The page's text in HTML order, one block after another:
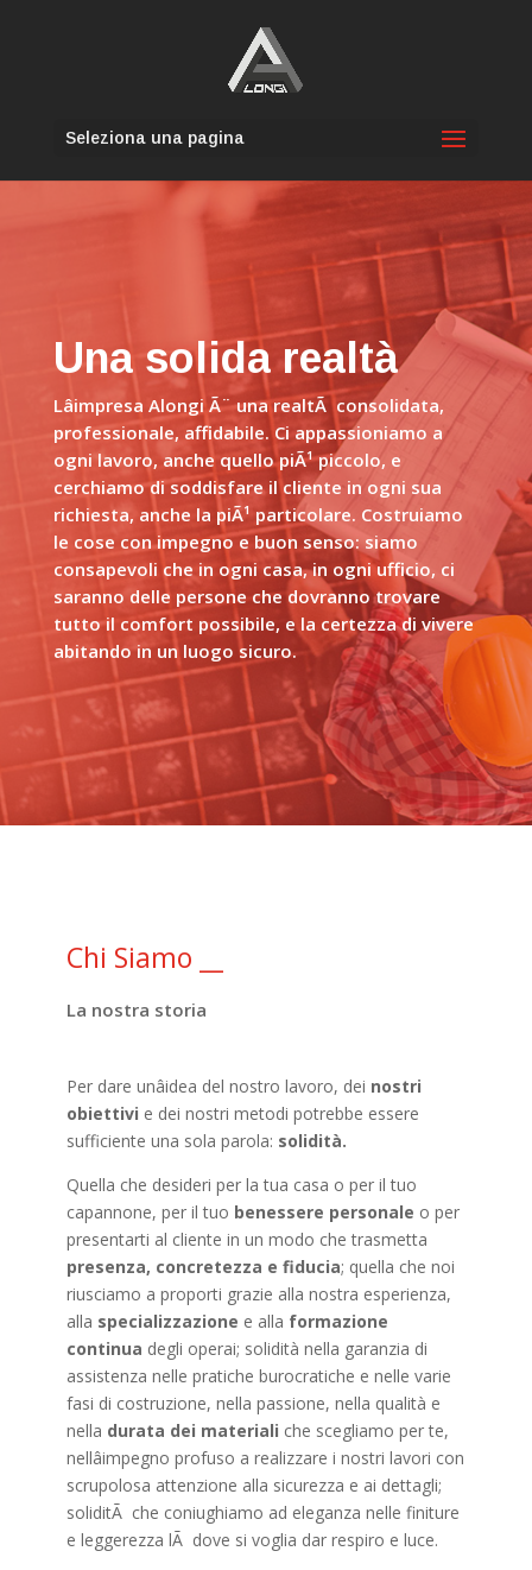
Seleziona una pagina
Una solida realtà
Lâimpresa Alongi Ã¨ una realtÃ consolidata,
professionale, affidabile. Ci appassioniamo a
ogni lavoro, anche quello piÃ¹ piccolo, e
cerchiamo di soddisfare il cliente in ogni sua
richiesta, anche la piÃ¹ particolare. Costruiamo
le cose con impegno e buon senso: siamo
consapevoli che in ogni casa, in ogni ufficio, ci
saranno delle persone che dovranno trovare
tutto il comfort possibile, e la certezza di vivere
abitando in un luogo sicuro.
Chi Siamo
La nostra storia
Per dare unâidea del nostro lavoro, dei nostri
obiettivi e dei nostri metodi potrebbe essere
sufficiente una sola parola: solidità.
Quella che desideri per la tua casa o per il tuo
capannone, per il tuo benessere personale o per
presentarti al cliente in un modo che trasmetta
presenza, concretezza e fiducia; quella che noi
riusciamo a proporti grazie alla nostra esperienza,
alla specializzazione e alla formazione
continua degli operai; solidità nella garanzia di
assistenza nelle pratiche burocratiche e nelle varie
fasi di costruzione, nella passione, nella qualità e
nella durata dei materiali che scegliamo per te,
nellâimpegno profuso a realizzare i nostri lavori con
scrupolosa attenzione alla sicurezza e ai dettagli;
soliditÃ che coniughiamo ad eleganza nelle finiture
e leggerezza lÃ dove si voglia dar respiro e luce.